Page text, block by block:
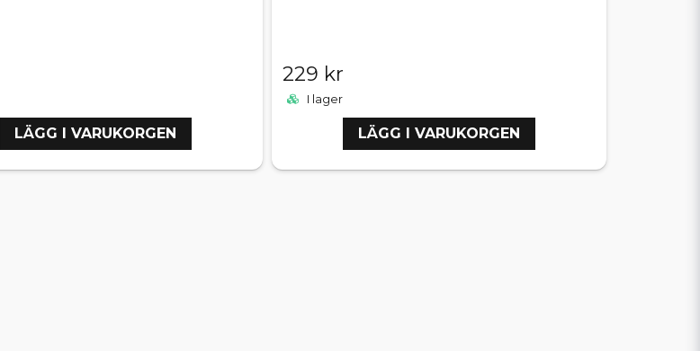
LÄGG I VARUKORGEN
229 kr
I lager
LÄGG I VARUKORGEN